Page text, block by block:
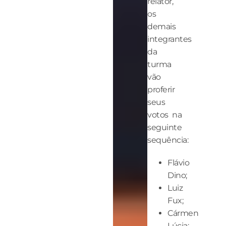
os
demais
integrantes
da
turma
vão
proferir
seus
votos na
seguinte
sequência:
Flávio
Dino;
Luiz
Fux;
Cármen